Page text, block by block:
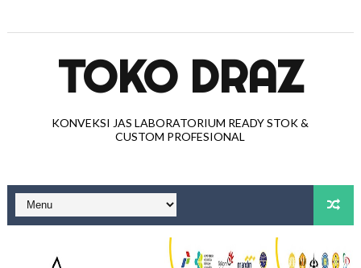
TOKO DRAZ
KONVEKSI JAS LABORATORIUM READY STOK &
CUSTOM PROFESIONAL